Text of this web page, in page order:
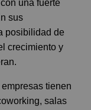
una fuerte
sus
posibilidad de
crecimiento y
tienen
salas